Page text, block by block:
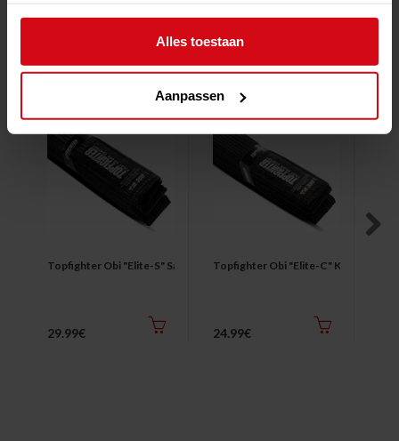
Alles toestaan
Aanpassen
Gelijkaardige producten
Topfighter Obi "Elite-S" Satijn
29.99€
Topfighter Obi "Elite-C" Katoen
24.99€